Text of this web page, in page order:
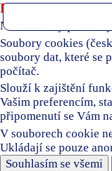
Používáme
Naše stránky
Soubory cookies
soubory dat, které se
počítač.
Slouží k zajištění
Vašim preferencím,
připomenutí se Vám
V souborech cookie
Ukládají se pouze
Souhlasím se všemi